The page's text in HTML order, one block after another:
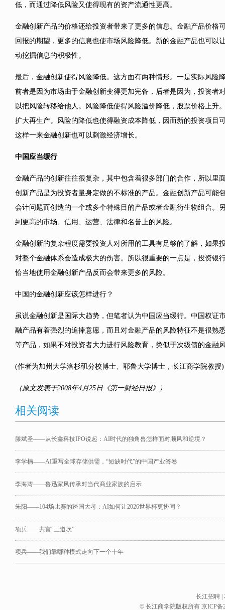
低，而通过降低风险又使得现有的资产流通性更高。
金融创新产品的价格还给投资者带来了更多的信息。金融产品价格
回报的期望，更多的信息也使市场风险降低。新的金融产品也可以
动挖掘信息的积极性。
最后，金融创新使得风险降低。这方面有两种情形。一是实际风险
前者是因为市场由于金融创新变得更加完备，后者是因为，投资者
以把风险转移给他人。风险降低使得风险溢价降低，股票价格上升
扩大再生产。风险的降低也使得融资成本降低，因而新的投资项目
这样一来金融创新也可以刺激经济增长。
中国应当缓行
金融产品的创新往往很复杂，其中包含着很多部门的合作，所以里
创新产品是为投资者量身定做的不标准的产品。金融创新产品可能
会计问题而创造的一个或多个特殊目的产品或者金融衍生物组合。
到更高的市场、信用、运营、法律和名誉上的风险。
金融创新的复杂程度需要投资人对所用的工具有足够的了解，如果
对整个金融体系会造成极大的伤害。所以很重要的一点是，投资银
恰当地使用金融创新产品反而会带来更多的风险。
中国的金融创新应该怎样进行？
虽说金融创新是国际大趋势，但笔者认为中国应当缓行。中国权证
融产品有着强烈的追捧意愿，而且对金融产品的风险特征不是很熟
等产品，如果不对投资者大力进行风险教育，类似于次级债的金融
(作者为加州大学洛杉矶分校博士、耶鲁大学博士，长江商学院教授)
（原文发表于2008年4月25日《第一财经日报》）
相关阅读
滕斌圣——从长鑫科技IPO说起：AI时代的独角兽怎样面对顺风和逆境？
李学楠——AI重写全球存储供需，“短缺时代”的中国产业答卷
李海涛——鲁迅家风传承对当代商业家族的启示
朱阳——104场比赛的跨国大考：AI如何让2026世界杯更协同？
项兵——共富“三道坎”
项兵——我们靠哪种模式走向下一个十年
长江招聘
© 长江商学院版权所有 京ICP备